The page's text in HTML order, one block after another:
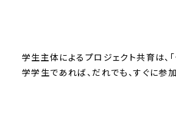
学生主体によるプロジェクト共育は、
学学生であれば、だれでも、すぐに参加